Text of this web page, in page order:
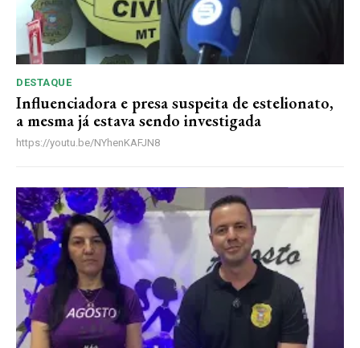
ANUAL MENSAL
DESTAQUE
Influenciadora e presa suspeita de estelionato,
a mesma já estava sendo investigada
https://youtu.be/NYhenKAFJN8